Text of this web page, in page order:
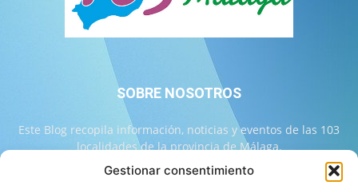
Gestionar consentimiento
SOBRE NOSOTROS
Este Blog recopila información, noticias y eventos de las 103
localidades de la provincia de Málaga.
Contáctanos: info@103malaga.com